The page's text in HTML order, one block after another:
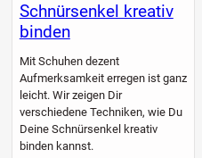
Schnürsenkel kreativ
binden
Mit Schuhen dezent
Aufmerksamkeit erregen ist ganz
leicht. Wir zeigen Dir
verschiedene Techniken, wie Du
Deine Schnürsenkel kreativ
binden kannst.